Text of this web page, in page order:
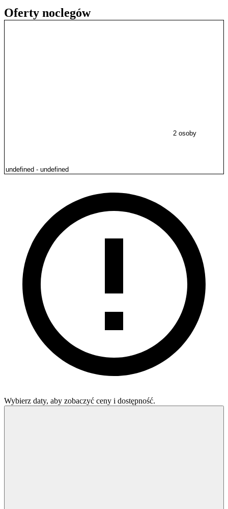
Oferty noclegów
2 osoby
Wybierz daty, aby zobaczyć ceny i dostępność.